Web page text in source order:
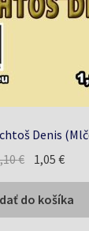
Denis
€ Pôvodná
bola:
1,10 €.
1,05€
je:
1,05
do košíka